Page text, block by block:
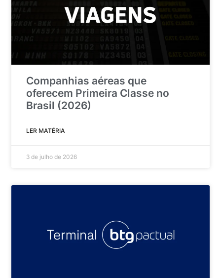
Companhias aéreas que
oferecem Primeira Classe no
Brasil (2026)
LER MATÉRIA
3 de julho de 2026